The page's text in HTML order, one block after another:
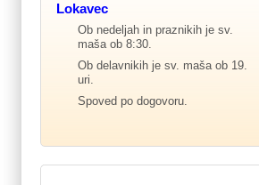
Lokavec
Ob nedeljah in praznikih je sv.
maša ob 8:30.
Ob delavnikih je sv. maša ob 19.
uri.
Spoved po dogovoru.